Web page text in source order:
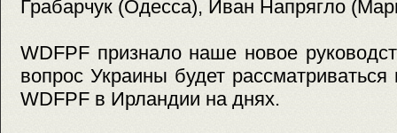
Грабарчук (Одесса), Иван Напрягло
WDFPF признало наше новое
вопрос Украины будет
WDFPF в Ирландии на днях.